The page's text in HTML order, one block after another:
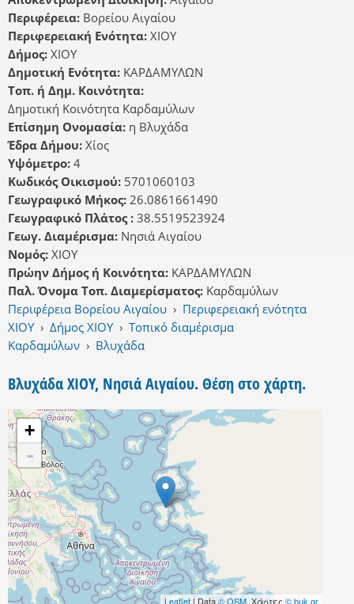
Περιφέρεια: Βορείου Αιγαίου
Περιφερειακή Ενότητα: ΧΙΟΥ
Δήμος: ΧΙΟΥ
Δημοτική Ενότητα: ΚΑΡΔΑΜΥΛΩΝ
Τοπ. ή Δημ. Κοινότητα:
Δημοτική Κοινότητα Καρδαμύλων
Επίσημη Ονομασία: η Βλυχάδα
Έδρα Δήμου: Χίος
Υψόμετρο: 4
Κωδικός Οικισμού: 5701060103
Γεωγραφικό Μήκος: 26.0861661490
Γεωγραφικό Πλάτος : 38.5519523924
Γεωγ. Διαμέρισμα: Νησιά Αιγαίου
Νομός: ΧΙΟΥ
Πρώην Δήμος ή Κοινότητα: ΚΑΡΔΑΜΥΛΩΝ
Παλ. Όνομα Τοπ. Διαμερίσματος: Καρδαμύλων
Περιφέρεια Βορείου Αιγαίου › Περιφερειακή ενότητα
ΧΙΟΥ › Δήμος ΧΙΟΥ › Τοπικό διαμέρισμα
Καρδαμύλων › Βλυχάδα
Βλυχάδα ΧΙΟΥ, Νησιά Αιγαίου. Θέση στο χάρτη.
+
-
Leaflet | Data© OSM, Χάρτες © buk.gr